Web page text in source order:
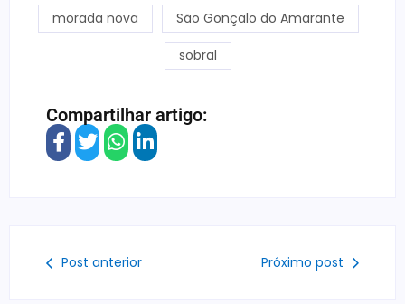
morada nova São Gonçalo do Amarante
sobral
Compartilhar artigo:
Post anterior Próximo post